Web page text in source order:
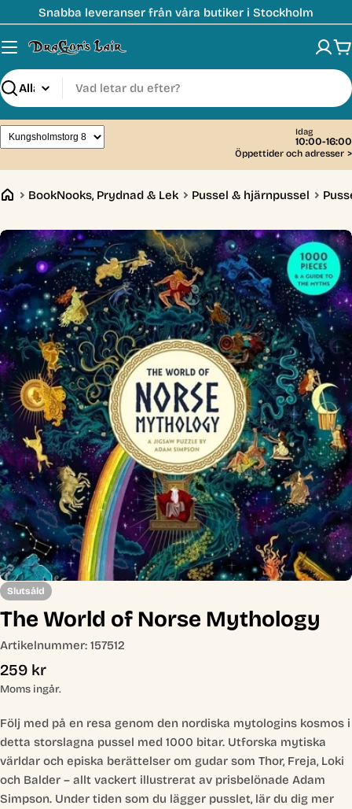
till
innehåll
Snabba leveranser från våra butiker i Stockholm
Sök
Idag
10:00-16:00
Öppettider och adresser >
BookNooks, Prydnad & Lek Pussel & hjärnpussel
media 0 i modal
Slutsåld
The World of Norse Mythology
Artikelnummer: 157512
Ordinarie
pris
259 kr
Moms ingår.
Följ med på en resa genom den nordiska mytologins kosmos i
detta storslagna pussel med 1000 bitar. Utforska mytiska
världar och episka berättelser om gudar som Thor, Freja, Loki
och Balder – allt vackert illustrerat av prisbelönade Adam
Simpson. Under tiden som du lägger pusslet, lär du dig mer